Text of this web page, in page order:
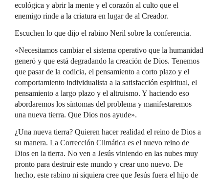
ecológica y abrir la mente y el corazón al culto que el
enemigo rinde a la criatura en lugar de al Creador.
Escuchen lo que dijo el rabino Neril sobre la conferencia.
«Necesitamos cambiar el sistema operativo que la humanidad
generó y que está degradando la creación de Dios. Tenemos
que pasar de la codicia, el pensamiento a corto plazo y el
comportamiento individualista a la satisfacción espiritual, el
pensamiento a largo plazo y el altruismo. Y haciendo eso
abordaremos los síntomas del problema y manifestaremos
una nueva tierra. Que Dios nos ayude».
¿Una nueva tierra? Quieren hacer realidad el reino de Dios a
su manera. La Corrección Climática es el nuevo reino de
Dios en la tierra. No ven a Jesús viniendo en las nubes muy
pronto para destruir este mundo y crear uno nuevo. De
hecho, este rabino ni siquiera cree que Jesús fuera el hijo de